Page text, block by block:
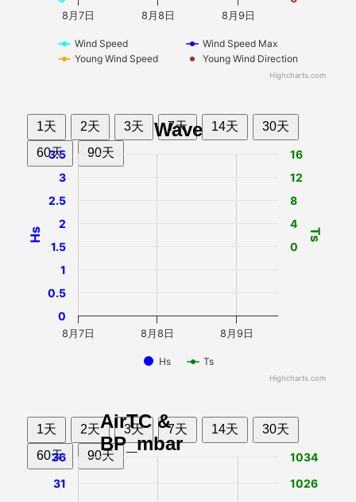
Wind Speed
Wind Speed Max
Young Wind Speed
Young Wind Direction
8月7日 8月8日 8月9日
Highcharts.com
1天 2天 3天 7天 14天
30天
60天
90天
Wave
Hs Ts
Hs Ts
8月7日 8月8日 8月9日
0
0.5
1
1.5
2
2.5
3
3.5
0
4
8
12
16
Highcharts.com
1天 2天 3天 7天 14天
30天
60天
90天
AirTC &
BP_mbar
31
36
1026
1034